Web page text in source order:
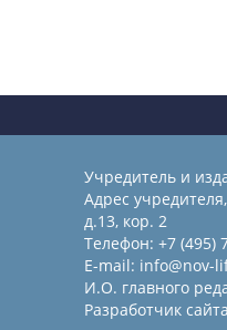
Учредитель и
Адрес
д.13, кор. 2
Телефон: +7 (495)
E-mail: info@nov-
И.О. главного
Разработчик